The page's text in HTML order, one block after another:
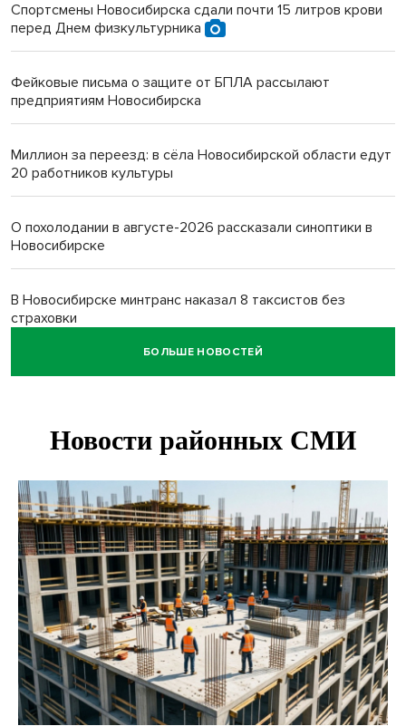
Спортсмены Новосибирска сдали почти 15 литров крови
перед Днем физкультурника
Фейковые письма о защите от БПЛА рассылают
предприятиям Новосибирска
Миллион за переезд: в сёла Новосибирской области едут
20 работников культуры
О похолодании в августе-2026 рассказали синоптики в
Новосибирске
В Новосибирске минтранс наказал 8 таксистов без
страховки
Андрей Травников поблагодарил новосибирских
Новосибирский метрополитен начал ремонт входа на
Полтонны киви для пациентов закупит больница в
Новосибирске
Ход королевы: осужденная из Новосибирска завоевала
бронзу чемпионата по шахматам
БОЛЬШЕ НОВОСТЕЙ